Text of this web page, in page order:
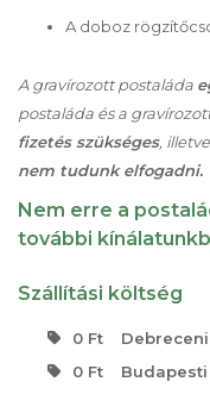
A doboz
A gravírozott postaláda
postaláda és a
fizetés szükséges, illetve
nem tudunk elfogadni.
Nem erre a
további
Szállítási költség
0 Ft
0 Ft